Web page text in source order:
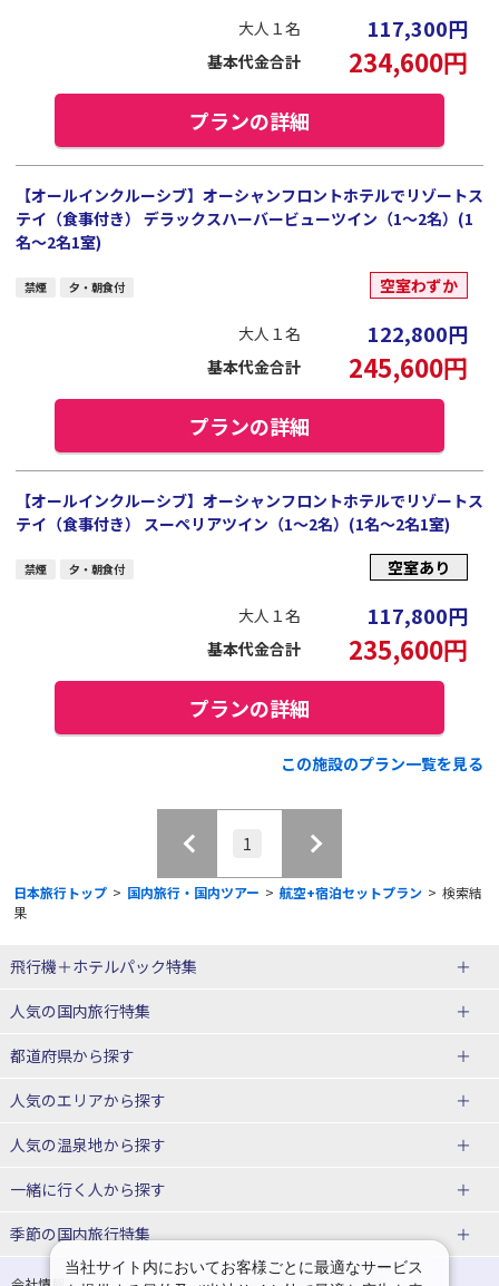
大人１名 117,300円
基本代金合計 234,600円
プランの詳細
【オールインクルーシブ】オーシャンフロントホテルでリゾートス
テイ（食事付き） デラックスハーバービューツイン（1～2名）(1
名～2名1室)
禁煙 夕・朝食付 空室わずか
大人１名 122,800円
基本代金合計 245,600円
プランの詳細
【オールインクルーシブ】オーシャンフロントホテルでリゾートス
テイ（食事付き） スーペリアツイン（1～2名）(1名～2名1室)
禁煙 夕・朝食付 空室あり
大人１名 117,800円
基本代金合計 235,600円
プランの詳細
この施設のプラン一覧を見る
1
日本旅行トップ > 国内旅行・国内ツアー > 航空+宿泊セットプラン > 検索結
果
飛行機＋ホテルパック特集
赤い風船ダイナミックパッケージ
ＪＡＬで行く飛行機+ホテルパック
人気の国内旅行特集
東京ディズニーリゾート®への旅
ユニバーサル・スタジオ・ジャパ
都道府県から探す
北海道旅行・ツアー
東北
青森旅行・ツアー
宮城旅行・ツアー
秋田旅行・ツアー
人気のエリアから探す
函館旅行
仙台旅行
人気の温泉地から探す
北海道
湯の川温泉(北海道)
十勝川温泉(北海道)
阿寒湖温泉(北海道)
一緒に行く人から探す
一人旅 国内版
カップル・夫婦旅行 国内版
女子旅 国内版
季節の国内旅行特集
桜・お花見特集 ゴールデンウィーク（GW）の国内
当社サイト内においてお客様ごとに最適なサービス